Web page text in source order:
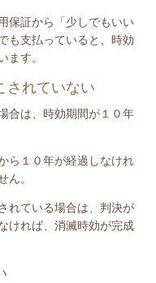
保証から「少しでもいい
も支払っていると、時効
ます。
されていない
合は、時効期間が１０年
ら１０年が経過しなけれ
ん。
れている場合は、 判決が
ければ、消滅時効が完成